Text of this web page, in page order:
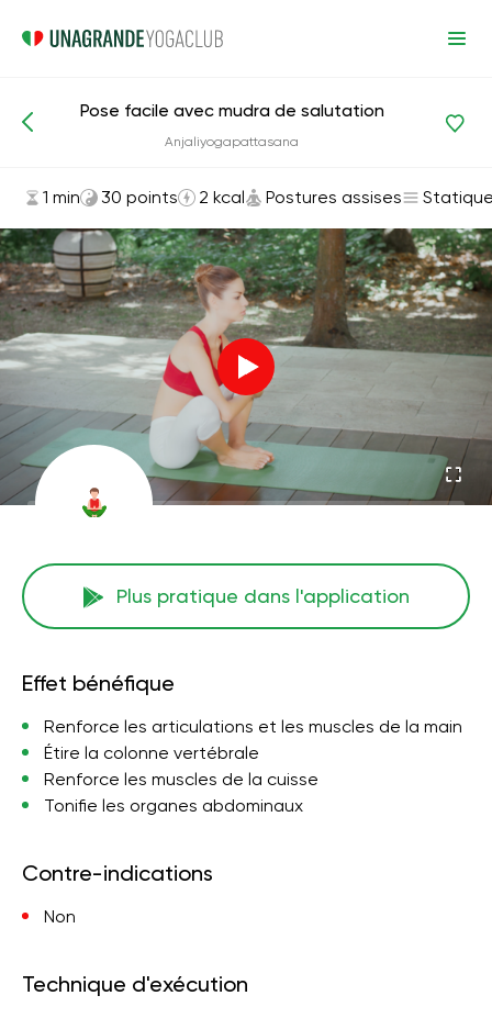
Asanas et exercices Postures assises
Pose facile avec mudra de salutation
Anjaliyogapattasana
1 min 30 points 2 kcal Postures assises
Plus pratique dans l'application
Effet bénéfique
Renforce les articulations et les muscles de la main
Étire la colonne vertébrale
Renforce les muscles de la cuisse
Tonifie les organes abdominaux
Contre-indications
Non
Technique d'exécution